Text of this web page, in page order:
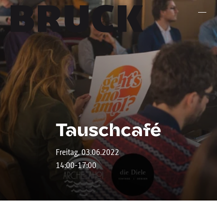
+43 (0) 512 / 56 15 00
office@innsbruckmarketing.at
Mo. – Fr.: 9:00 – 17:00 Uhr
Tauschcafé
Freitag, 03.06.2022
14:00-17:00